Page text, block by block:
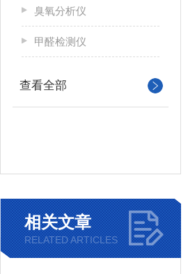
臭氧分析仪
甲醛检测仪
查看全部
相关文章
RELATED ARTICLES